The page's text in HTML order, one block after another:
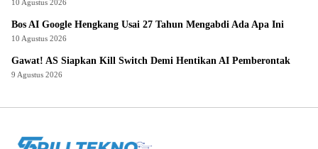
10 Agustus 2026
Bos AI Google Hengkang Usai 27 Tahun Mengabdi Ada Apa Ini
10 Agustus 2026
Gawat! AS Siapkan Kill Switch Demi Hentikan AI Pemberontak
9 Agustus 2026